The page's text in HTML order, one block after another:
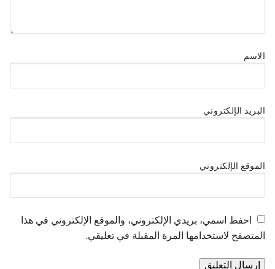
الاسم
البريد الإلكتروني
الموقع الإلكتروني
احفظ اسمي، بريدي الإلكتروني، والموقع الإلكتروني في هذا
المتصفح لاستخدامها المرة المقبلة في تعليقي.